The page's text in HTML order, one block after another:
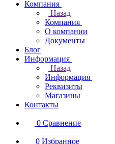
Компания
Назад
Компания
О компании
Документы
Блог
Информация
Назад
Информация
Реквизиты
Магазины
Контакты
0 Сравнение
0 Избранное